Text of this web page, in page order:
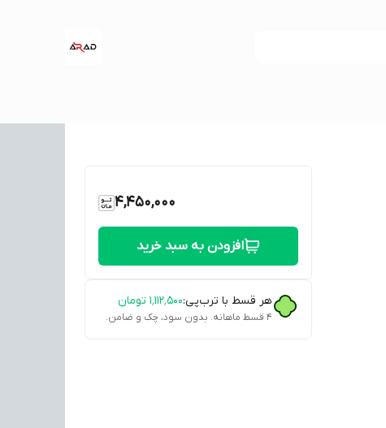
4,450,000
افزودن به سبد خرید
هر قسط با ترب‌پی:۱٬۱۱۲٬۵۰۰ تومان
۴ قسط ماهانه. بدون سود، چک و ضامن.